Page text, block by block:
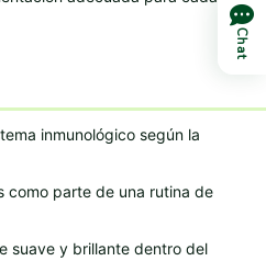
inmunológico según la
como parte de una rutina de
suave y brillante dentro del
Chat